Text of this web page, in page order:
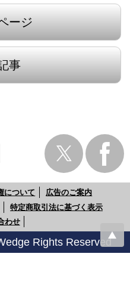
ージ
事
について
広告のご案内
特定商取引法に基づく表示
わせ
Rights Reserved